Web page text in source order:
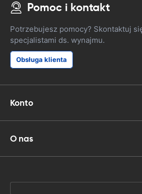
Pomoc i kontakt
Potrzebujesz pomocy? Skontaktuj
specjalistami ds. wynajmu.
Obsługa klienta
Konto
O nas